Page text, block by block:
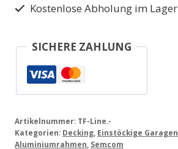
Kostenlose Abholung im Lager
SICHERE ZAHLUNG
Artikelnummer: TF-Line.-
Kategorien: Decking Einstöckige Garagen
Aluminiumrahmen Semcom